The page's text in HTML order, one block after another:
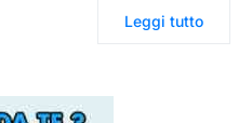
Leggi tutto